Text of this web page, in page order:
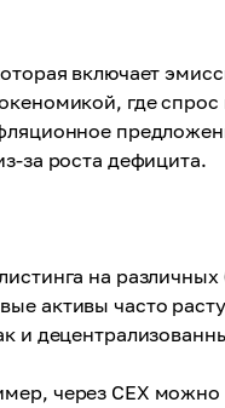
включает
где
за роста дефицита.
на
активы часто
и
через CEX можно